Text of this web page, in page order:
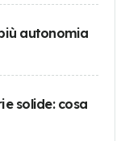
autonomia
solide: cosa